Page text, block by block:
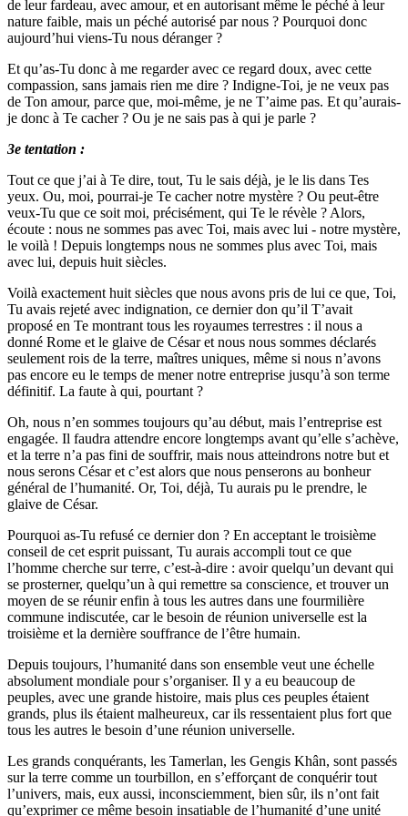
de leur fardeau, avec amour, et en autorisant même le péché à leur
nature faible, mais un péché autorisé par nous ? Pourquoi donc
aujourd’hui viens-Tu nous déranger ?
Et qu’as-Tu donc à me regarder avec ce regard doux, avec cette
compassion, sans jamais rien me dire ? Indigne-Toi, je ne veux pas
de Ton amour, parce que, moi-même, je ne T’aime pas. Et qu’aurais-
je donc à Te cacher ? Ou je ne sais pas à qui je parle ?
3e tentation :
Tout ce que j’ai à Te dire, tout, Tu le sais déjà, je le lis dans Tes
yeux. Ou, moi, pourrai-je Te cacher notre mystère ? Ou peut-être
veux-Tu que ce soit moi, précisément, qui Te le révèle ? Alors,
écoute : nous ne sommes pas avec Toi, mais avec lui - notre mystère,
le voilà ! Depuis longtemps nous ne sommes plus avec Toi, mais
avec lui, depuis huit siècles.
Voilà exactement huit siècles que nous avons pris de lui ce que, Toi,
Tu avais rejeté avec indignation, ce dernier don qu’il T’avait
proposé en Te montrant tous les royaumes terrestres : il nous a
donné Rome et le glaive de César et nous nous sommes déclarés
seulement rois de la terre, maîtres uniques, même si nous n’avons
pas encore eu le temps de mener notre entreprise jusqu’à son terme
définitif. La faute à qui, pourtant ?
Oh, nous n’en sommes toujours qu’au début, mais l’entreprise est
engagée. Il faudra attendre encore longtemps avant qu’elle s’achève,
et la terre n’a pas fini de souffrir, mais nous atteindrons notre but et
nous serons César et c’est alors que nous penserons au bonheur
général de l’humanité. Or, Toi, déjà, Tu aurais pu le prendre, le
glaive de César.
Pourquoi as-Tu refusé ce dernier don ? En acceptant le troisième
conseil de cet esprit puissant, Tu aurais accompli tout ce que
l’homme cherche sur terre, c’est-à-dire : avoir quelqu’un devant qui
se prosterner, quelqu’un à qui remettre sa conscience, et trouver un
moyen de se réunir enfin à tous les autres dans une fourmilière
commune indiscutée, car le besoin de réunion universelle est la
troisième et la dernière souffrance de l’être humain.
Depuis toujours, l’humanité dans son ensemble veut une échelle
absolument mondiale pour s’organiser. Il y a eu beaucoup de
peuples, avec une grande histoire, mais plus ces peuples étaient
grands, plus ils étaient malheureux, car ils ressentaient plus fort que
tous les autres le besoin d’une réunion universelle.
Les grands conquérants, les Tamerlan, les Gengis Khân, sont passés
sur la terre comme un tourbillon, en s’efforçant de conquérir tout
l’univers, mais, eux aussi, inconsciemment, bien sûr, ils n’ont fait
qu’exprimer ce même besoin insatiable de l’humanité d’une unité